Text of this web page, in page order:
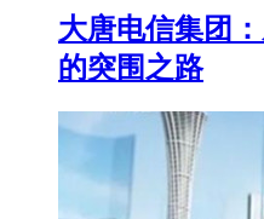
大唐电信集团
的突围之路